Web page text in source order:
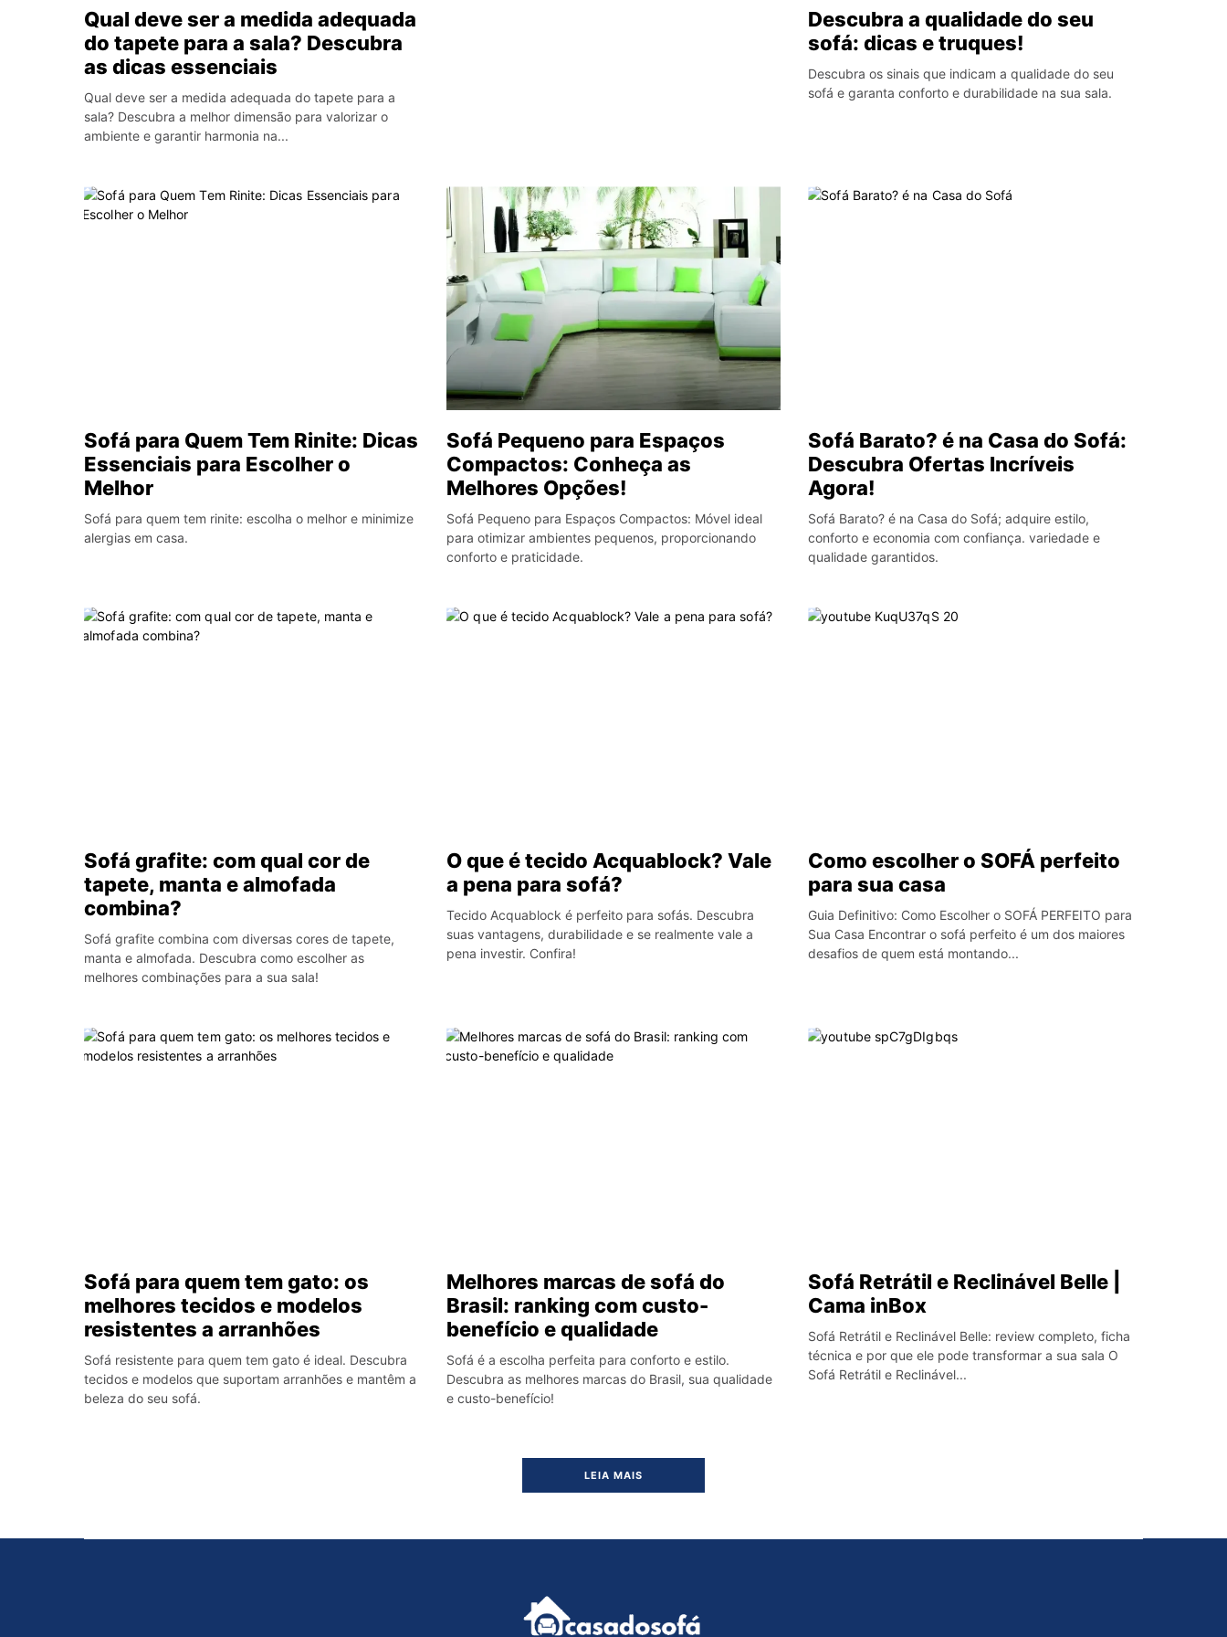
Qual deve ser a medida adequada
do tapete para a sala? Descubra
as dicas essenciais
Qual deve ser a medida adequada do tapete para a
sala? Descubra a melhor dimensão para valorizar o
ambiente e garantir harmonia na...
Descubra a qualidade do seu
sofá: dicas e truques!
Descubra os sinais que indicam a qualidade do seu
sofá e garanta conforto e durabilidade na sua sala.
Sofá para Quem Tem Rinite: Dicas
Essenciais para Escolher o
Melhor
Sofá para quem tem rinite: escolha o melhor e minimize
alergias em casa.
Sofá Pequeno para Espaços
Compactos: Conheça as
Melhores Opções!
Sofá Pequeno para Espaços Compactos: Móvel ideal
para otimizar ambientes pequenos, proporcionando
conforto e praticidade.
Sofá Barato? é na Casa do Sofá:
Descubra Ofertas Incríveis
Agora!
Sofá Barato? é na Casa do Sofá; adquire estilo,
conforto e economia com confiança. variedade e
qualidade garantidos.
Sofá grafite: com qual cor de
tapete, manta e almofada
combina?
Sofá grafite combina com diversas cores de tapete,
manta e almofada. Descubra como escolher as
melhores combinações para a sua sala!
O que é tecido Acquablock? Vale
a pena para sofá?
Tecido Acquablock é perfeito para sofás. Descubra
suas vantagens, durabilidade e se realmente vale a
pena investir. Confira!
Como escolher o SOFÁ perfeito
para sua casa
Guia Definitivo: Como Escolher o SOFÁ PERFEITO para
Sua Casa Encontrar o sofá perfeito é um dos maiores
desafios de quem está montando...
Sofá para quem tem gato: os
melhores tecidos e modelos
resistentes a arranhões
Sofá resistente para quem tem gato é ideal. Descubra
tecidos e modelos que suportam arranhões e mantêm a
beleza do seu sofá.
Melhores marcas de sofá do
Brasil: ranking com custo-
benefício e qualidade
Sofá é a escolha perfeita para conforto e estilo.
Descubra as melhores marcas do Brasil, sua qualidade
e custo-benefício!
Sofá Retrátil e Reclinável Belle |
Cama inBox
Sofá Retrátil e Reclinável Belle: review completo, ficha
técnica e por que ele pode transformar a sua sala O
Sofá Retrátil e Reclinável...
LEIA MAIS